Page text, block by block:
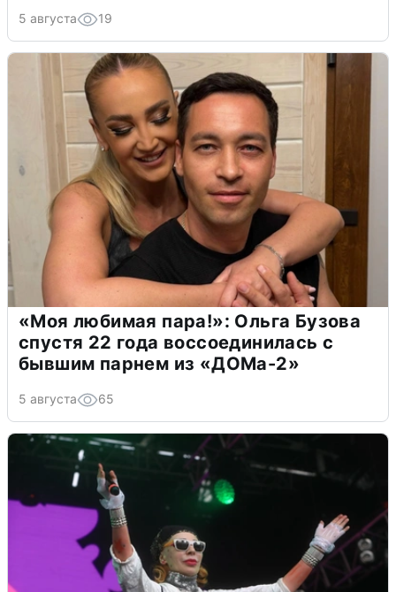
5 августа 19
«Моя любимая пара!»: Ольга Бузова
спустя 22 года воссоединилась с
бывшим парнем из «ДОМа-2»
5 августа 65